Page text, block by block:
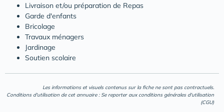
Livraison et/ou préparation de Repas
Garde d'enfants
Bricolage
Travaux ménagers
Jardinage
Soutien scolaire
Les informations et visuels contenus sur la fiche ne sont pas contractuels.
Conditions d'utilisation de cet annuaire : Se reporter aux conditions générales d'utilisation
(CGU)